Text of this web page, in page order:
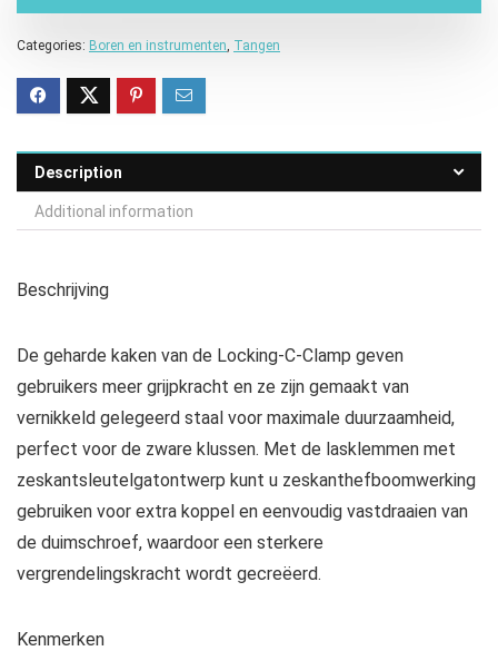
Categories: Boren en instrumenten Tangen
Description
Additional information
Beschrijving
De geharde kaken van de Locking-C-Clamp geven
gebruikers meer grijpkracht en ze zijn gemaakt van
vernikkeld gelegeerd staal voor maximale duurzaamheid,
perfect voor de zware klussen. Met de lasklemmen met
zeskantsleutelgatontwerp kunt u zeskanthefboomwerking
gebruiken voor extra koppel en eenvoudig vastdraaien van
de duimschroef, waardoor een sterkere
vergrendelingskracht wordt gecreëerd.
Kenmerken